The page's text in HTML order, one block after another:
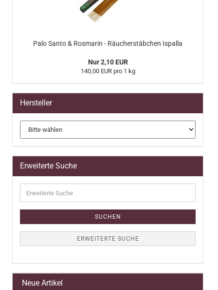
Palo Santo & Rosmarin - Räucherstäbchen Ispalla
Nur 2,10 EUR
140,00 EUR pro 1 kg
Hersteller
Erweiterte Suche
Suche
SUCHEN
ERWEITERTE SUCHE
Neue Artikel